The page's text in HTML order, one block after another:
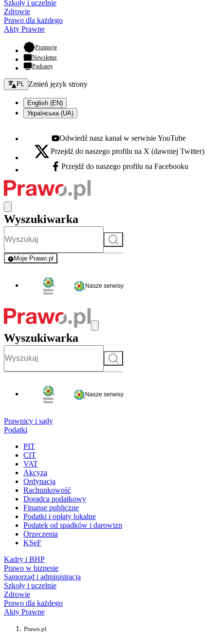
Szkoły i uczelnie
Zdrowie
Prawo dla każdego
Akty Prawne
Promocje- otwiera się w nowej karcie
Newsletter
Podcasty
Zmień język - bieżący:
PL Zmień język strony
English (EN)
Українська (UA)
Youtube - otwiera się w nowej karcie
Odwiedź nasz kanał w serwisie YouTube
X - otwiera się w nowej karcie
Przejdź do naszego profilu na X (dawniej Twitter)
Facebook - otwiera się w nowej karcie
Przejdź do naszego profilu na Facebooku
Wyszukiwarka
Szukaj
Moje Prawo.pl
- rejestracja i logowanie do serwisu
Nasze serwisy
Wyszukiwarka
Szukaj
Nasze serwisy
Prawnicy i sądy
Podatki
PIT
CIT
VAT
Akcyza
Ordynacja
Rachunkowość
Doradca podatkowy
Finanse publiczne
Podatki i opłaty lokalne
Podatek od spadków i darowizn
Orzeczenia
KSeF
Kadry i BHP
Prawo w biznesie
Samorząd i administracja
Szkoły i uczelnie
Zdrowie
Prawo dla każdego
Akty Prawne
Prawo.pl